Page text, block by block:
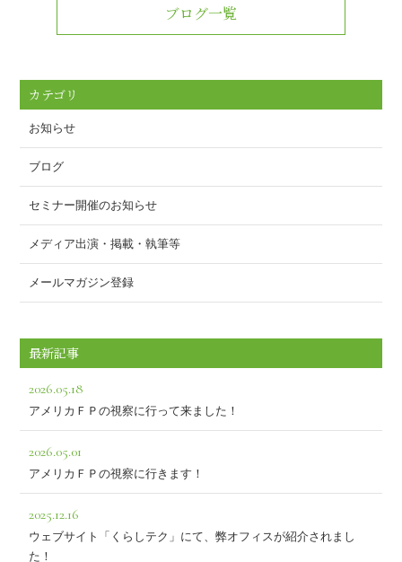
b
er
ブログ一覧
カテゴリ
お知らせ
ブログ
セミナー開催のお知らせ
メディア出演・掲載・執筆等
メールマガジン登録
最新記事
2026.05.18
アメリカＦＰの視察に行って来ました！
2026.05.01
アメリカＦＰの視察に行きます！
2025.12.16
ウェブサイト「くらしテク」にて、弊オフィスが紹介されまし
た！